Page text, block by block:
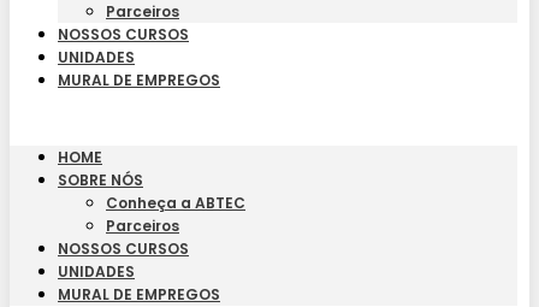
Parceiros
NOSSOS CURSOS
UNIDADES
MURAL DE EMPREGOS
HOME
SOBRE NÓS
Conheça a ABTEC
Parceiros
NOSSOS CURSOS
UNIDADES
MURAL DE EMPREGOS